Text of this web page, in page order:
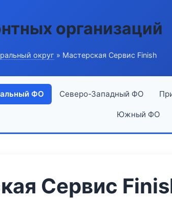
организаций
округ » Мастерская Сервис Finish
ФО Северо-Западный ФО
Южный ФО
Сервис